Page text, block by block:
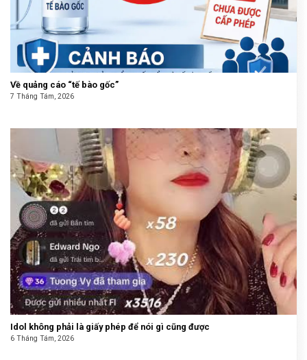
Về quảng cáo “tế bào gốc”
7 Tháng Tám, 2026
Idol không phải là giấy phép để nói gì cũng được
6 Tháng Tám, 2026